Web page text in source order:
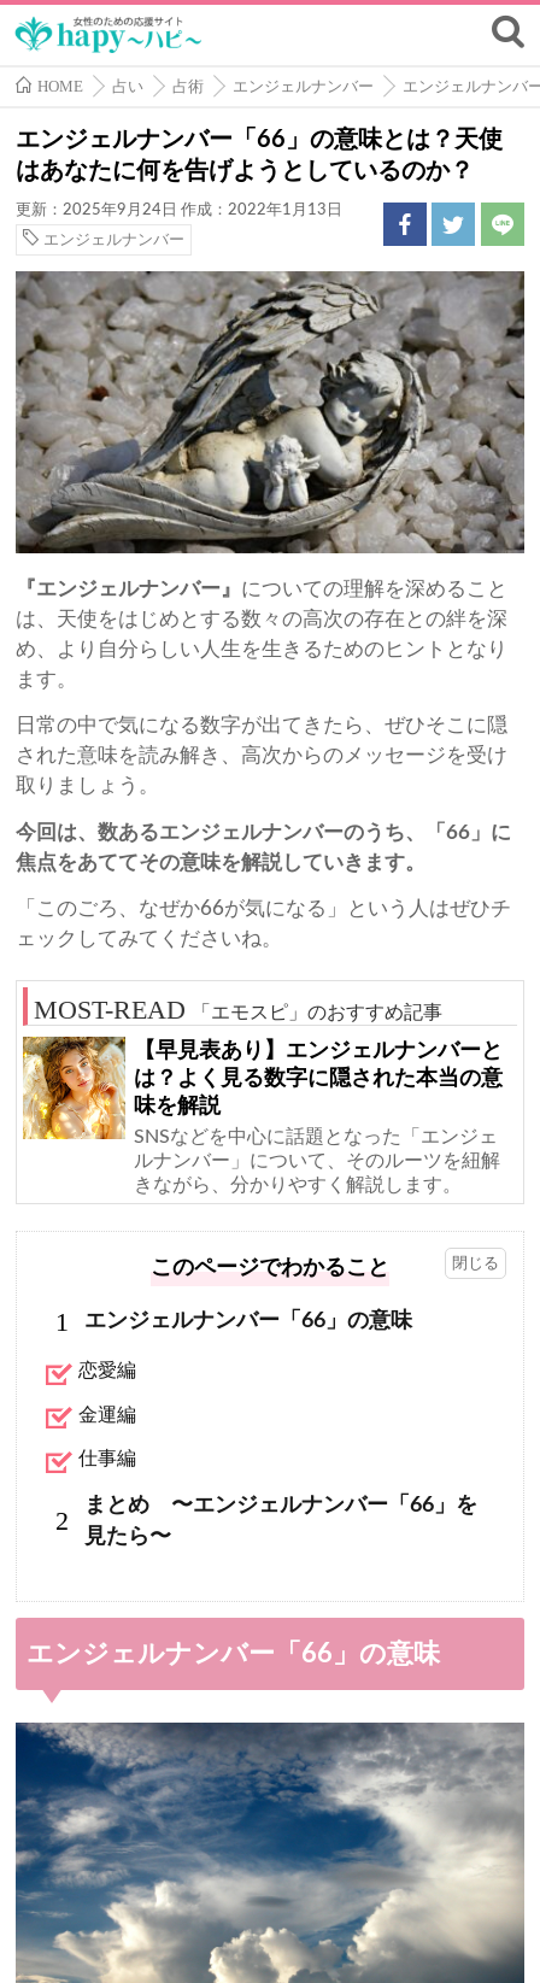
HOME 占い 占術 エンジェルナンバー エンジェルナンバ
エンジェルナンバー「66」の意味とは？天使
はあなたに何を告げようとしているのか？
更新：2025年9月24日 作成：2022年1月13日
エンジェルナンバー
『エンジェルナンバー』 についての理解を深めること
は、天使をはじめとする数々の高次の存在との絆を深
め、より自分らしい人生を生きるためのヒントとなり
ます。
日常の中で気になる数字が出てきたら、ぜひそこに隠
された意味を読み解き、高次からのメッセージを受け
取りましょう。
今回は、数あるエンジェルナンバーのうち、「66」に
焦点をあててその意味を解説していきます。
「このごろ、なぜか66が気になる」という人はぜひチ
ェックしてみてくださいね。
「エモスピ」のおすすめ記事
【早見表あり】エンジェルナンバーと
は？よく見る数字に隠された本当の意
味を解説
SNSなどを中心に話題となった「エンジェ
ルナンバー」について、そのルーツを紐解
きながら、分かりやすく解説します。
このページでわかること
1 エンジェルナンバー「66」の意味
恋愛編
金運編
仕事編
2
まとめ 〜エンジェルナンバー「66」を
見たら〜
エンジェルナンバー「66」の意味